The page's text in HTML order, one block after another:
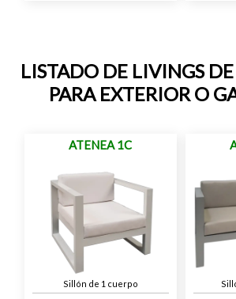
LISTADO DE LIVINGS
PARA EXTERIOR O
ATENEA 1C
Sillón de 1 cuerpo